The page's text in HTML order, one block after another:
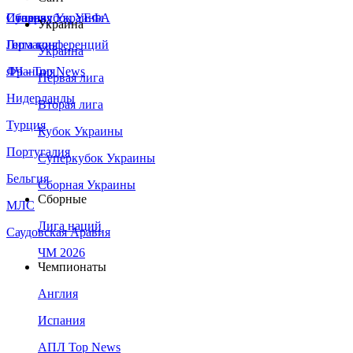
Сборная Украины
Италия
Германия
Франция
Нидерланды
Турция
Португалия
Бельгия
МЛС
Саудовская Аравия
Суперкубок УЕФА
Лига конференций
ЛЧ - Top News
Украина
Украина
Первая лига
Вторая лига
Кубок Украины
Суперкубок Украины
Сборная Украины
Сборные
Лига наций
ЧМ 2026
Чемпионаты
Англия
Испания
АПЛ Top News